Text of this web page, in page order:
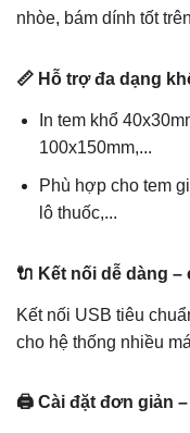
nhòe, bám dính tốt
📏 Hỗ trợ đa dạng
In tem khổ
100x150mm,...
Phù hợp cho tem
lô thuốc,...
🔌 Kết nối dễ dàng –
Kết nối USB tiêu
cho hệ thống nhiều
🖨️ Cài đặt đơn giản